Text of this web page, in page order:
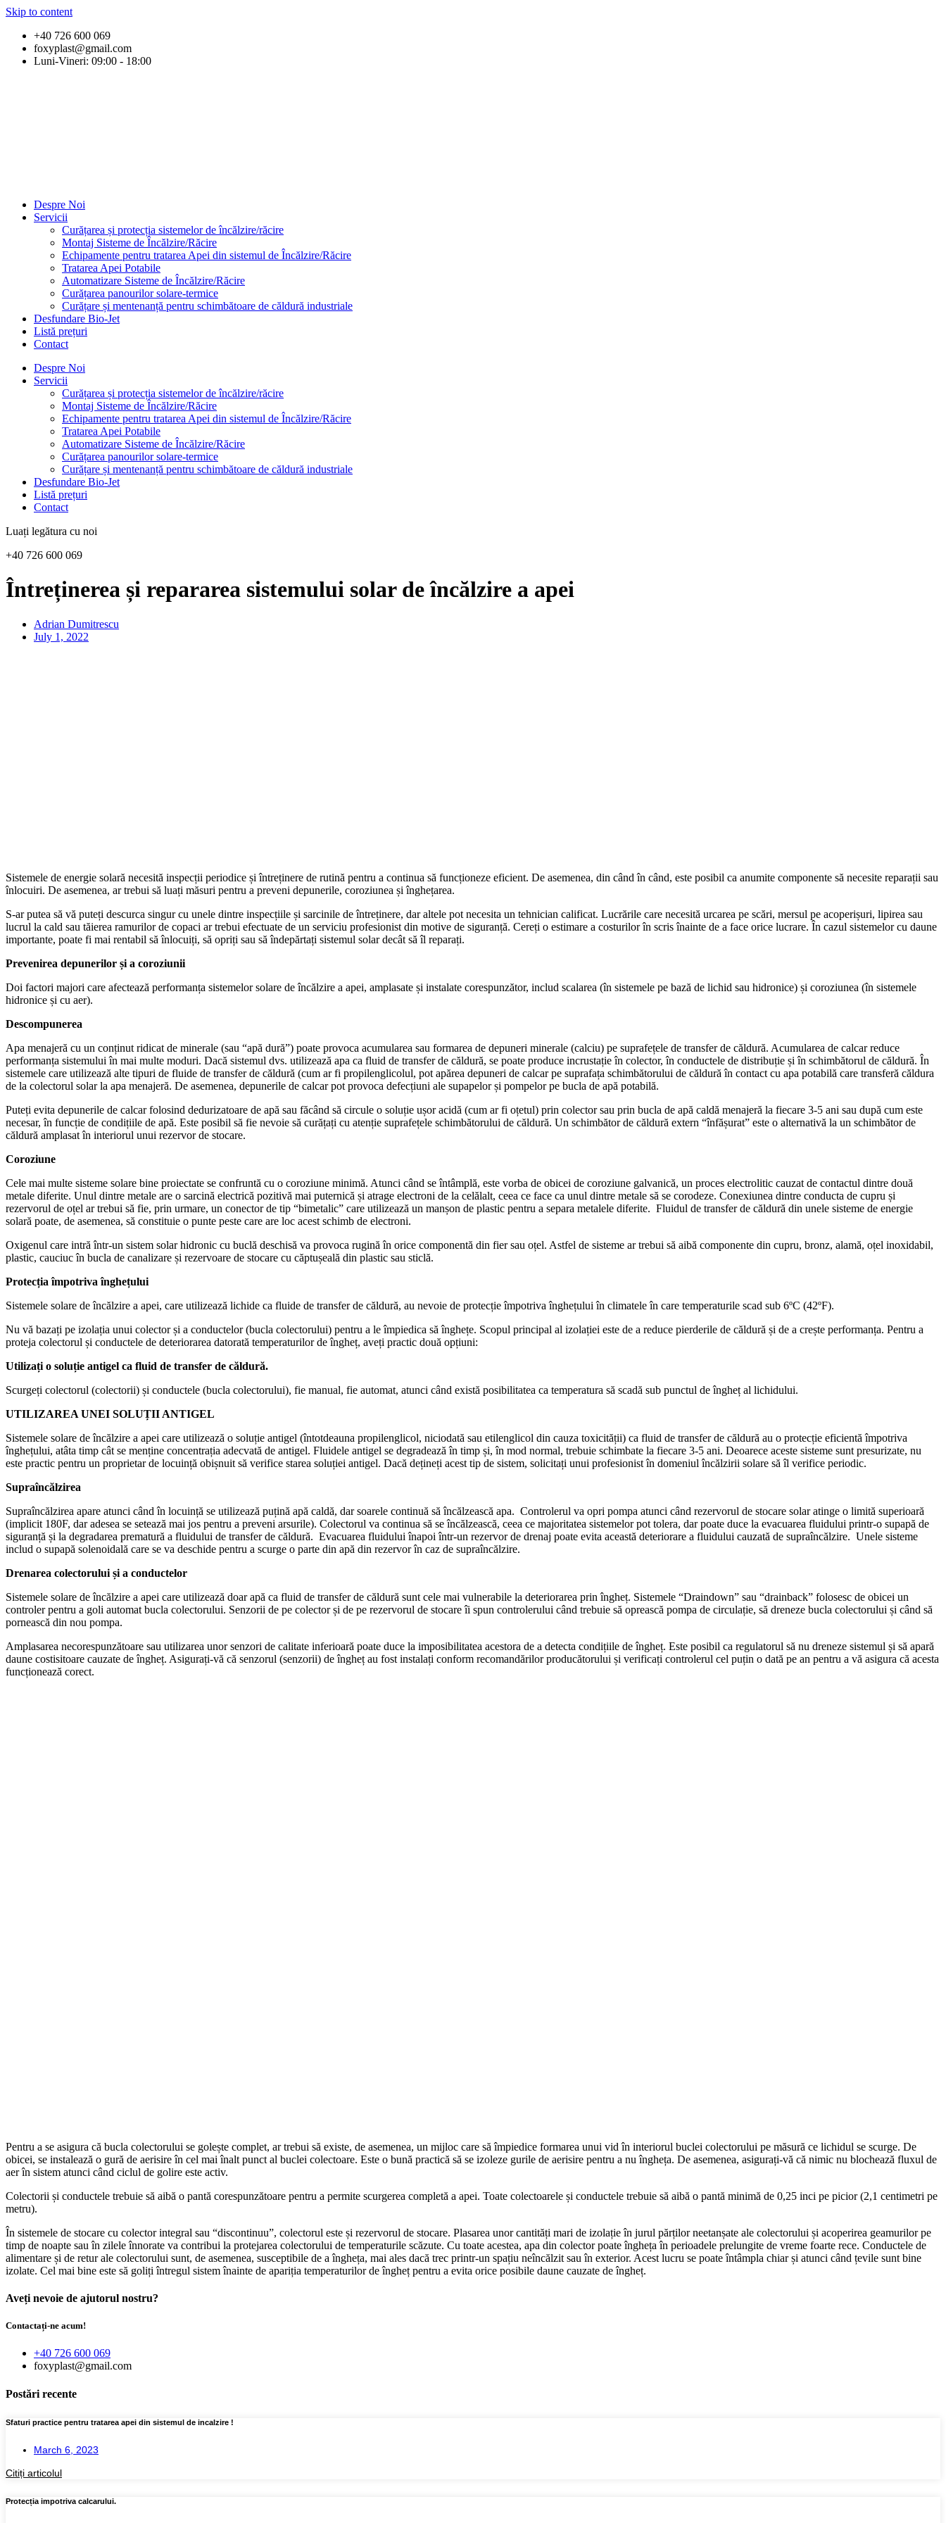
Skip to content
+40 726 600 069
foxyplast@gmail.com
Luni-Vineri: 09:00 - 18:00
Despre Noi
Servicii
Curățarea și protecția sistemelor de încălzire/răcire
Montaj Sisteme de Încălzire/Răcire
Echipamente pentru tratarea Apei din sistemul de Încălzire/Răcire
Tratarea Apei Potabile
Automatizare Sisteme de Încălzire/Răcire
Curățarea panourilor solare-termice
Curățare și mentenanță pentru schimbătoare de căldură industriale
Desfundare Bio-Jet
Listă prețuri
Contact
Despre Noi
Servicii
Curățarea și protecția sistemelor de încălzire/răcire
Montaj Sisteme de Încălzire/Răcire
Echipamente pentru tratarea Apei din sistemul de Încălzire/Răcire
Tratarea Apei Potabile
Automatizare Sisteme de Încălzire/Răcire
Curățarea panourilor solare-termice
Curățare și mentenanță pentru schimbătoare de căldură industriale
Desfundare Bio-Jet
Listă prețuri
Contact
Luați legătura cu noi
+40 726 600 069
Întreținerea și repararea sistemului solar de încălzire a apei
Adrian Dumitrescu
July 1, 2022
Sistemele de energie solară necesită inspecții periodice și întreținere de rutină pentru a continua să funcționeze eficient. De asemenea, din când în când, este posibil ca anumite componente să necesite reparații sau
înlocuiri. De asemenea, ar trebui să luați măsuri pentru a preveni depunerile, coroziunea și înghețarea.
S-ar putea să vă puteți descurca singur cu unele dintre inspecțiile și sarcinile de întreținere, dar altele pot necesita un tehnician calificat. Lucrările care necesită urcarea pe scări, mersul pe acoperișuri, lipirea sau
lucrul la cald sau tăierea ramurilor de copaci ar trebui efectuate de un serviciu profesionist din motive de siguranță. Cereți o estimare a costurilor în scris înainte de a face orice lucrare. În cazul sistemelor cu daune
importante, poate fi mai rentabil să înlocuiți, să opriți sau să îndepărtați sistemul solar decât să îl reparați.
Prevenirea depunerilor și a coroziunii
Doi factori majori care afectează performanța sistemelor solare de încălzire a apei, amplasate și instalate corespunzător, includ scalarea (în sistemele pe bază de lichid sau hidronice) și coroziunea (în sistemele
hidronice și cu aer).
Descompunerea
Apa menajeră cu un conținut ridicat de minerale (sau “apă dură”) poate provoca acumularea sau formarea de depuneri minerale (calciu) pe suprafețele de transfer de căldură. Acumularea de calcar reduce
performanța sistemului în mai multe moduri. Dacă sistemul dvs. utilizează apa ca fluid de transfer de căldură, se poate produce incrustație în colector, în conductele de distribuție și în schimbătorul de căldură. În
sistemele care utilizează alte tipuri de fluide de transfer de căldură (cum ar fi propilenglicolul, pot apărea depuneri de calcar pe suprafața schimbătorului de căldură în contact cu apa potabilă care transferă căldura
de la colectorul solar la apa menajeră. De asemenea, depunerile de calcar pot provoca defecțiuni ale supapelor și pompelor pe bucla de apă potabilă.
Puteți evita depunerile de calcar folosind dedurizatoare de apă sau făcând să circule o soluție ușor acidă (cum ar fi oțetul) prin colector sau prin bucla de apă caldă menajeră la fiecare 3-5 ani sau după cum este
necesar, în funcție de condițiile de apă. Este posibil să fie nevoie să curățați cu atenție suprafețele schimbătorului de căldură. Un schimbător de căldură extern “înfășurat” este o alternativă la un schimbător de
căldură amplasat în interiorul unui rezervor de stocare.
Coroziune
Cele mai multe sisteme solare bine proiectate se confruntă cu o coroziune minimă. Atunci când se întâmplă, este vorba de obicei de coroziune galvanică, un proces electrolitic cauzat de contactul dintre două
metale diferite. Unul dintre metale are o sarcină electrică pozitivă mai puternică și atrage electroni de la celălalt, ceea ce face ca unul dintre metale să se corodeze. Conexiunea dintre conducta de cupru și
rezervorul de oțel ar trebui să fie, prin urmare, un conector de tip “bimetalic” care utilizează un manșon de plastic pentru a separa metalele diferite. Fluidul de transfer de căldură din unele sisteme de energie
solară poate, de asemenea, să constituie o punte peste care are loc acest schimb de electroni.
Oxigenul care intră într-un sistem solar hidronic cu buclă deschisă va provoca rugină în orice componentă din fier sau oțel. Astfel de sisteme ar trebui să aibă componente din cupru, bronz, alamă, oțel inoxidabil,
plastic, cauciuc în bucla de canalizare și rezervoare de stocare cu căptușeală din plastic sau sticlă.
Protecția împotriva înghețului
Sistemele solare de încălzire a apei, care utilizează lichide ca fluide de transfer de căldură, au nevoie de protecție împotriva înghețului în climatele în care temperaturile scad sub 6ºC (42ºF).
Nu vă bazați pe izolația unui colector și a conductelor (bucla colectorului) pentru a le împiedica să înghețe. Scopul principal al izolației este de a reduce pierderile de căldură și de a crește performanța. Pentru a
proteja colectorul și conductele de deteriorarea datorată temperaturilor de îngheț, aveți practic două opțiuni:
Utilizați o soluție antigel ca fluid de transfer de căldură.
Scurgeți colectorul (colectorii) și conductele (bucla colectorului), fie manual, fie automat, atunci când există posibilitatea ca temperatura să scadă sub punctul de îngheț al lichidului.
UTILIZAREA UNEI SOLUȚII ANTIGEL
Sistemele solare de încălzire a apei care utilizează o soluție antigel (întotdeauna propilenglicol, niciodată sau etilenglicol din cauza toxicității) ca fluid de transfer de căldură au o protecție eficientă împotriva
înghețului, atâta timp cât se menține concentrația adecvată de antigel. Fluidele antigel se degradează în timp și, în mod normal, trebuie schimbate la fiecare 3-5 ani. Deoarece aceste sisteme sunt presurizate, nu
este practic pentru un proprietar de locuință obișnuit să verifice starea soluției antigel. Dacă dețineți acest tip de sistem, solicitați unui profesionist în domeniul încălzirii solare să îl verifice periodic.
Supraîncălzirea
Supraîncălzirea apare atunci când în locuință se utilizează puțină apă caldă, dar soarele continuă să încălzească apa. Controlerul va opri pompa atunci când rezervorul de stocare solar atinge o limită superioară
(implicit 180F, dar adesea se setează mai jos pentru a preveni arsurile). Colectorul va continua să se încălzească, ceea ce majoritatea sistemelor pot tolera, dar poate duce la evacuarea fluidului printr-o supapă de
siguranță și la degradarea prematură a fluidului de transfer de căldură. Evacuarea fluidului înapoi într-un rezervor de drenaj poate evita această deteriorare a fluidului cauzată de supraîncălzire. Unele sisteme
includ o supapă solenoidală care se va deschide pentru a scurge o parte din apă din rezervor în caz de supraîncălzire.
Drenarea colectorului și a conductelor
Sistemele solare de încălzire a apei care utilizează doar apă ca fluid de transfer de căldură sunt cele mai vulnerabile la deteriorarea prin îngheț. Sistemele “Draindown” sau “drainback” folosesc de obicei un
controler pentru a goli automat bucla colectorului. Senzorii de pe colector și de pe rezervorul de stocare îi spun controlerului când trebuie să oprească pompa de circulație, să dreneze bucla colectorului și când să
pornească din nou pompa.
Amplasarea necorespunzătoare sau utilizarea unor senzori de calitate inferioară poate duce la imposibilitatea acestora de a detecta condițiile de îngheț. Este posibil ca regulatorul să nu dreneze sistemul și să apară
daune costisitoare cauzate de îngheț. Asigurați-vă că senzorul (senzorii) de îngheț au fost instalați conform recomandărilor producătorului și verificați controlerul cel puțin o dată pe an pentru a vă asigura că acesta
funcționează corect.
Pentru a se asigura că bucla colectorului se golește complet, ar trebui să existe, de asemenea, un mijloc care să împiedice formarea unui vid în interiorul buclei colectorului pe măsură ce lichidul se scurge. De
obicei, se instalează o gură de aerisire în cel mai înalt punct al buclei colectoare. Este o bună practică să se izoleze gurile de aerisire pentru a nu îngheța. De asemenea, asigurați-vă că nimic nu blochează fluxul de
aer în sistem atunci când ciclul de golire este activ.
Colectorii și conductele trebuie să aibă o pantă corespunzătoare pentru a permite scurgerea completă a apei. Toate colectoarele și conductele trebuie să aibă o pantă minimă de 0,25 inci pe picior (2,1 centimetri pe
metru).
În sistemele de stocare cu colector integral sau “discontinuu”, colectorul este și rezervorul de stocare. Plasarea unor cantități mari de izolație în jurul părților neetanșate ale colectorului și acoperirea geamurilor pe
timp de noapte sau în zilele înnorate va contribui la protejarea colectorului de temperaturile scăzute. Cu toate acestea, apa din colector poate îngheța în perioadele prelungite de vreme foarte rece. Conductele de
alimentare și de retur ale colectorului sunt, de asemenea, susceptibile de a îngheța, mai ales dacă trec printr-un spațiu neîncălzit sau în exterior. Acest lucru se poate întâmpla chiar și atunci când țevile sunt bine
izolate. Cel mai bine este să goliți întregul sistem înainte de apariția temperaturilor de îngheț pentru a evita orice posibile daune cauzate de îngheț.
Aveți nevoie de ajutorul nostru?
Contactați-ne acum!
+40 726 600 069
foxy​plast​@​gmail​.​com
Postări recente
Sfaturi practice pentru tratarea apei din sistemul de incalzire !
March 6, 2023
Citiți articolul
Protecția impotriva calcarului.